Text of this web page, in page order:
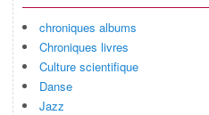
chroniques albums
Chroniques livres
Culture scientifique
Danse
Jazz